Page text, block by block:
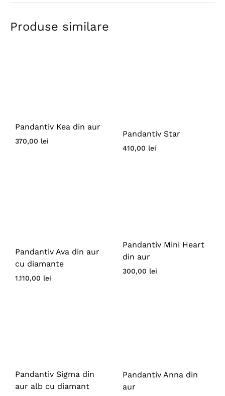
Produse similare
Pandantiv Kea din aur
370,00 lei
Pandantiv Star
410,00 lei
Pandantiv Ava din aur
cu diamante
1.110,00 lei
Pandantiv Mini Heart
din aur
300,00 lei
Pandantiv Sigma din
aur alb cu diamant
Pandantiv Anna din
aur